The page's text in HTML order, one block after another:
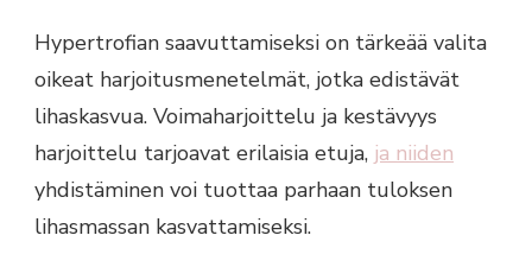
Hypertrofian saavuttamiseksi on tärkeää valita
oikeat harjoitusmenetelmät, jotka edistävät
lihaskasvua. Voimaharjoittelu ja kestävyys
harjoittelu tarjoavat erilaisia etuja, ja niiden
yhdistäminen voi tuottaa parhaan tuloksen
lihasmassan kasvattamiseksi.